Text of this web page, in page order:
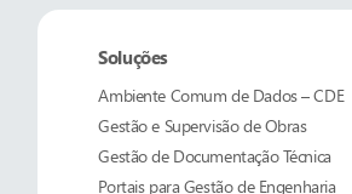
Soluções
Ambiente Comum de Dados – CDE
Gestão e Supervisão de Obras
Gestão de Documentação Técnica
Portais para Gestão de Engenharia